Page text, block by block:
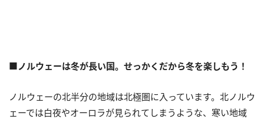
■ノルウェーは冬が長い国。せっかくだから冬を楽しもう！
ノルウェーの北半分の地域は北極圏に入っています。北ノルウ
ェーでは白夜やオーロラが見られてしまうような、寒い地域